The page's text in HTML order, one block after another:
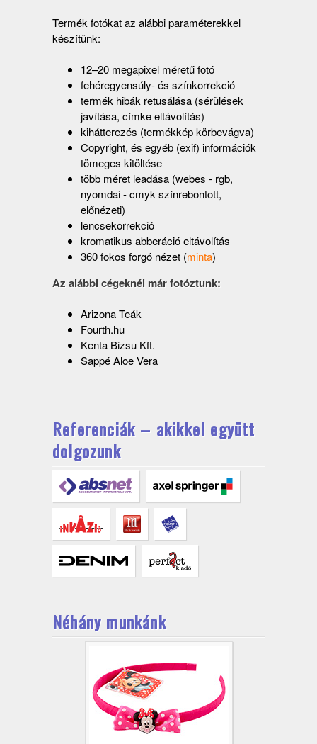
Termék fotókat az alábbi paraméterekkel
készítünk:
12–20 megapixel méretű fotó
fehéregyensúly- és színkorrekció
termék hibák retusálása (sérülések
javítása, címke eltávolítás)
kihátterezés (termékkép körbevágva)
Copyright, és egyéb (exif) információk
tömeges kitöltése
több méret leadása (webes - rgb,
nyomdai - cmyk színrebontott,
előnézeti)
lencsekorrekció
kromatikus abberáció eltávolítás
360 fokos forgó nézet (minta)
Az alábbi cégeknél már fotóztunk:
Arizona Teák
Fourth.hu
Kenta Bizsu Kft.
Sappé Aloe Vera
Referenciák – akikkel együtt
dolgozunk
Néhány munkánk